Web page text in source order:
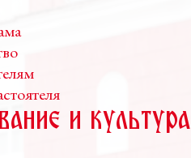
и культура